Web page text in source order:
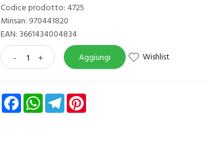
Codice prodotto: 4725
Minsan: 970441820
EAN: 3661434004834
- + Aggiungi Wishlist
FacebookWhatsAppTelegram